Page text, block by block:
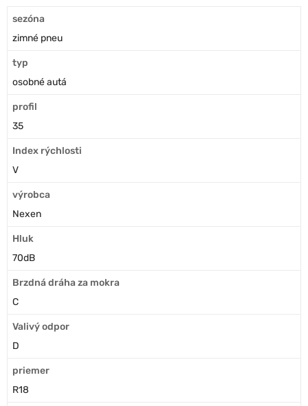
sezóna
zimné pneu
typ
osobné autá
profil
35
Index rýchlosti
V
výrobca
Nexen
Hluk
70dB
Brzdná dráha za mokra
C
Valivý odpor
D
priemer
R18